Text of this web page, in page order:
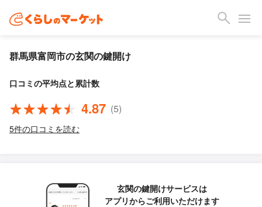
群馬県富岡市の玄関の鍵開け
口コミの平均点と累計数
4.87 (5)
5件の口コミを読む
玄関の鍵開けサービスは
アプリからご利用いただけます